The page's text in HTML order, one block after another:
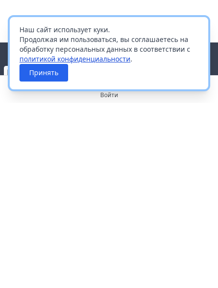
Наш сайт использует куки.
Продолжая им пользоваться, вы соглашаетесь на
обработку персональных данных в соответствии с
политикой конфиденциальности.
Принять
Войти